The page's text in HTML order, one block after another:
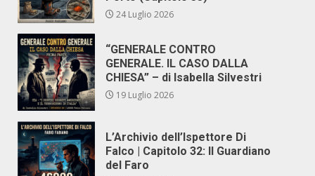
24 Luglio 2026
“GENERALE CONTRO
GENERALE. IL CASO DALLA
CHIESA” – di Isabella Silvestri
19 Luglio 2026
L’Archivio dell’Ispettore Di
Falco | Capitolo 32: Il Guardiano
del Faro